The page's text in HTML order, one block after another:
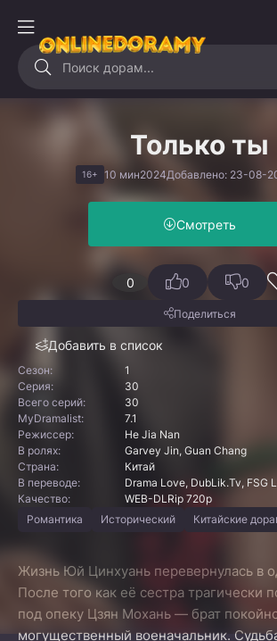
Только ты
16+ 10 мин2024Добавлено: 23-08-
Смотреть
0
Добавить в список
0 0
Поделиться
Сезон:
1
Серия:
30
Всего серий:
30
MyDramalist:
7.1
Режиссер:
He Jia Nan
В ролях:
Garvey Jin, Guan Chang
Страна:
Китай
В переводе:
Drama Love, DubLik.Tv, FSG
Качество:
WEB-DLRip 720p
Романтика
Исторический Китайские
Жизнь Юй Цинхуань перевернулась в
После того как её сестра трагически
под опеку Цзян Мохань — брат
могущественный военачальник.